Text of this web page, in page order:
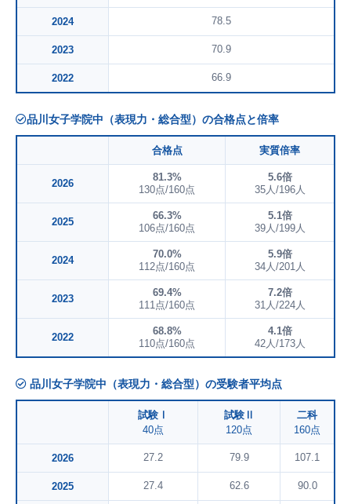
2024 78.5
2023 70.9
2022 66.9
品川女子学院中（表現力・総合型）の合格点と倍率
合格点 実質倍率
2026
81.3%
130点/160点
5.6倍
35人/196人
2025
66.3%
106点/160点
5.1倍
39人/199人
2024
70.0%
112点/160点
5.9倍
34人/201人
2023
69.4%
111点/160点
7.2倍
31人/224人
2022
68.8%
110点/160点
4.1倍
42人/173人
品川女子学院中（表現力・総合型）の受験者平均点
試験Ⅰ
40点
試験Ⅱ
120点
二科
160点
2026 27.2 79.9 107.1
2025 27.4 62.6 90.0